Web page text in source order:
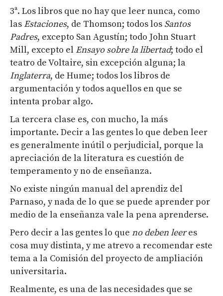
3ª. Los libros que no hay que leer nunca, como
las Estaciones, de Thomson; todos los Santos
Padres, excepto San Agustín; todo John Stuart
Mill, excepto el Ensayo sobre la libertad; todo el
teatro de Voltaire, sin excepción alguna; la
Inglaterra, de Hume; todos los libros de
argumentación y todos aquellos en que se
intenta probar algo.
La tercera clase es, con mucho, la más
importante. Decir a las gentes lo que deben leer
es generalmente inútil o perjudicial, porque la
apreciación de la literatura es cuestión de
temperamento y no de enseñanza.
No existe ningún manual del aprendiz del
Parnaso, y nada de lo que se puede aprender por
medio de la enseñanza vale la pena aprenderse.
Pero decir a las gentes lo que no deben leeres
cosa muy distinta, y me atrevo a recomendar este
tema a la Comisión del proyecto de ampliación
universitaria.
Realmente, es una de las necesidades que se